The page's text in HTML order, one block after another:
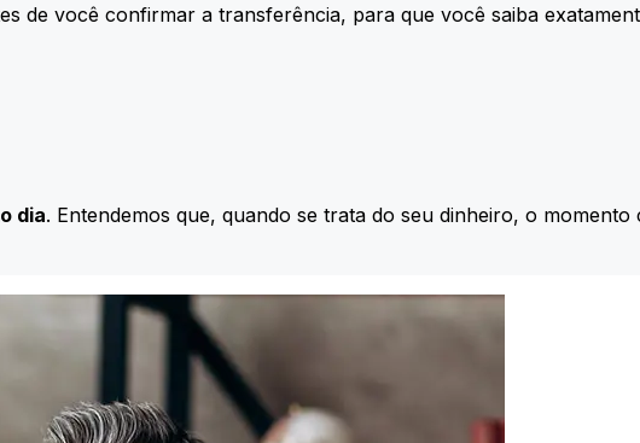
de você confirmar a transferência, para que você saiba
dia. Entendemos que, quando se trata do seu dinheiro, o momento